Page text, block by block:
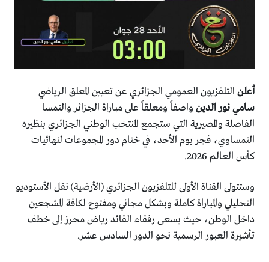
أعلن التلفزيون العمومي الجزائري عن تعيين المعلق الرياضي
سامي نور الدين واصفاً ومعلقاً على مباراة الجزائر والنمسا
الفاصلة والمصيرية التي ستجمع المنتخب الوطني الجزائري بنظيره
النمساوي، فجر يوم الأحد، في ختام دور المجموعات لنهائيات
كأس العالم 2026.
وستتولى القناة الأولى للتلفزيون الجزائري (الأرضية) نقل الأستوديو
التحليلي والمباراة كاملة وبشكل مجاني ومفتوح لكافة المشجعين
داخل الوطن، حيث يسعى رفقاء القائد رياض محرز إلى خطف
تأشيرة العبور الرسمية نحو الدور السادس عشر.